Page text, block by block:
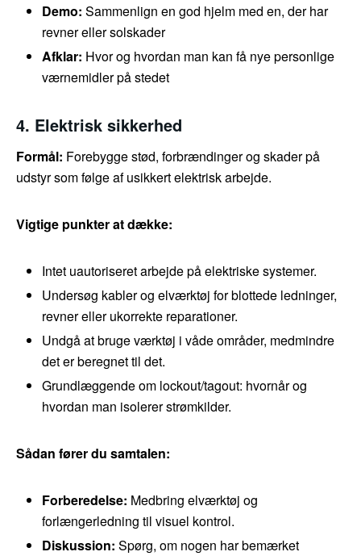
Demo: Sammenlign en god hjelm med en, der har
revner eller solskader
Afklar: Hvor og hvordan man kan få nye personlige
værnemidler på stedet
4. Elektrisk sikkerhed
Formål: Forebygge stød, forbrændinger og skader på
udstyr som følge af usikkert elektrisk arbejde.
Vigtige punkter at dække:
Intet uautoriseret arbejde på elektriske systemer.
Undersøg kabler og elværktøj for blottede ledninger,
revner eller ukorrekte reparationer.
Undgå at bruge værktøj i våde områder, medmindre
det er beregnet til det.
Grundlæggende om lockout/tagout: hvornår og
hvordan man isolerer strømkilder.
Sådan fører du samtalen:
Forberedelse: Medbring elværktøj og
forlængerledning til visuel kontrol.
Diskussion: Spørg, om nogen har bemærket